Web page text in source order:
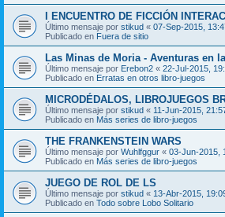
I ENCUENTRO DE FICCIÓN
Último mensaje por stikud « 07-Sep-2015,
Publicado en Fuera de sitio
Las Minas de Moria - Aventuras en
Último mensaje por Erebon2 « 22-Jul-2015,
Publicado en Erratas en otros libro-juegos
MICRODÉDALOS, LIBROJUEGOS
Último mensaje por stikud « 11-Jun-2015,
Publicado en Más series de libro-juegos
THE FRANKENSTEIN WARS
Último mensaje por Wuhlfggur « 03-Jun-2015,
Publicado en Más series de libro-juegos
JUEGO DE ROL DE LS
Último mensaje por stikud « 13-Abr-2015,
Publicado en Todo sobre Lobo Solitario